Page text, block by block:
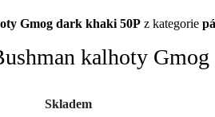
Gmog dark khaki 50P z kategorie
kalhoty
Skladem